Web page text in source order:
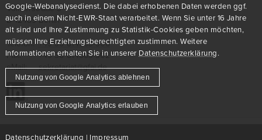
Google-Webanalysedienst. Die dabei erhobenen Daten werden ggf.
auch in einem Nicht-EWR-Staat verarbeitet. Wenn Sie unter 16 Jahre
alt sind und Ihre Zustimmung zu Statistik-Cookies geben möchten,
müssen Ihre Erziehungsberechtigten zustimmen. Weitere
Informationen erhalten Sie in unserer Datenschutzerklärung.
Nutzung von Google Analytics ablehnen
Nutzung von Google Analytics erlauben
Datenschutzerklärung | Impressum
Volmerstraße 3
D-12489 Berlin
Telefon: +49 30 814563-300
Fax:
+49 30 814563-302
eMail:
sekretariat@gfai.de
© 2026 GFaI e.V.